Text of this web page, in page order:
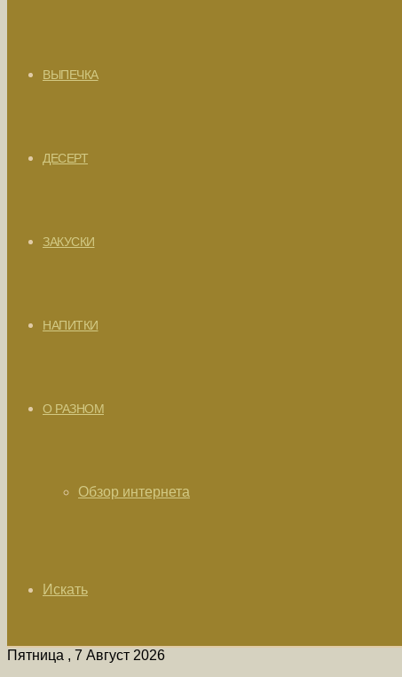
ВЫПЕЧКА
ДЕСЕРТ
ЗАКУСКИ
НАПИТКИ
О РАЗНОМ
Обзор интернета
Искать
Пятница , 7 Август 2026